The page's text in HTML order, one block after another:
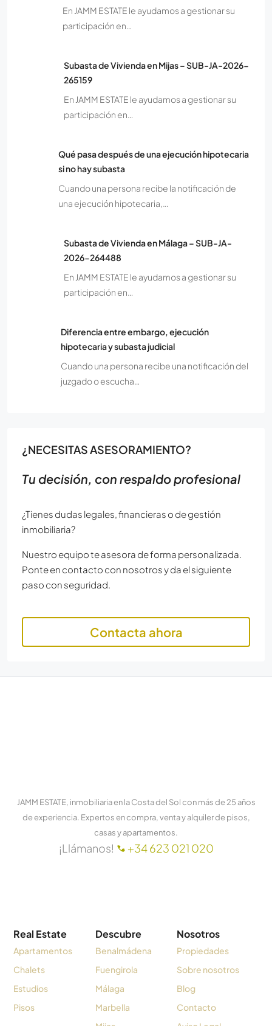
En JAMM ESTATE le ayudamos a gestionar su
participación en…
Subasta de Vivienda en Mijas – SUB-JA-2026-
265159
En JAMM ESTATE le ayudamos a gestionar su
participación en…
Qué pasa después de una ejecución hipotecaria
si no hay subasta
Cuando una persona recibe la notificación de
una ejecución hipotecaria,…
Subasta de Vivienda en Málaga – SUB-JA-
2026-264488
En JAMM ESTATE le ayudamos a gestionar su
participación en…
Diferencia entre embargo, ejecución
hipotecaria y subasta judicial
Cuando una persona recibe una notificación del
juzgado o escucha…
¿NECESITAS ASESORAMIENTO?
Tu decisión, con respaldo profesional
¿Tienes dudas legales, financieras o de gestión
inmobiliaria?
Nuestro equipo te asesora de forma personalizada.
Ponte en contacto con nosotros y da el siguiente
paso con seguridad.
Contacta ahora
JAMM ESTATE, inmobiliaria en la Costa del Sol con más de 25 años
de experiencia. Expertos en compra, venta y alquiler de pisos,
casas y apartamentos.
¡Llámanos! +34 623 021 020
Real Estate
Apartamentos
Chalets
Estudios
Pisos
Descubre
Benalmádena
Fuengirola
Málaga
Marbella
Nosotros
Propiedades
Sobre nosotros
Blog
Contacto